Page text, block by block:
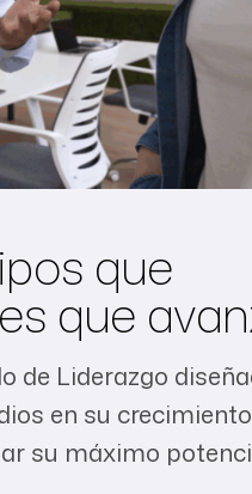
que
que
de Liderazgo
en su crecimiento
su máximo